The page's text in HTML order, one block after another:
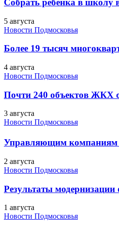
Собрать ребенка в школу
5 августа
Новости Подмосковья
Более 19 тысяч
4 августа
Новости Подмосковья
Почти 240 объектов ЖКХ
3 августа
Новости Подмосковья
Управляющим компаниям
2 августа
Новости Подмосковья
Результаты
1 августа
Новости Подмосковья